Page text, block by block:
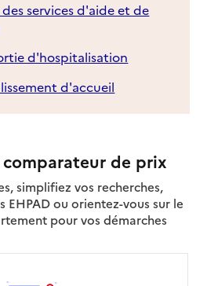
services d'aide et de
d'hospitalisation
d'accueil
de prix
simplifiez vos recherches,
EHPAD ou orientez-vous sur le
pour vos démarches